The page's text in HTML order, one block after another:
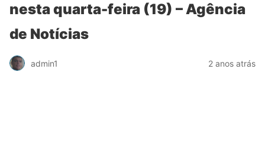
nesta quarta-feira (19) – Agência
de Notícias
admin1 2 anos atrás